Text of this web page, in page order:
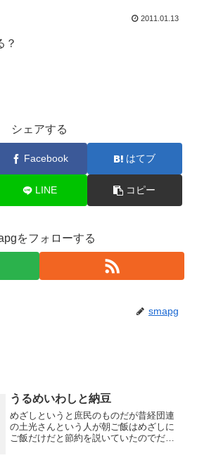
2011.01.13
？
シェアする
Facebook はてブ
LINE コピー
をフォローする
smapg
うるめいわしと納豆
めざしというと庶民のものだが昔経団連
の土光さんという人が朝ご飯はめざしに
ご飯だけだと節約を説いていたのでだい